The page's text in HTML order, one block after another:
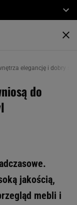
elegancję i dobry styl
do
jakością,
mebli i